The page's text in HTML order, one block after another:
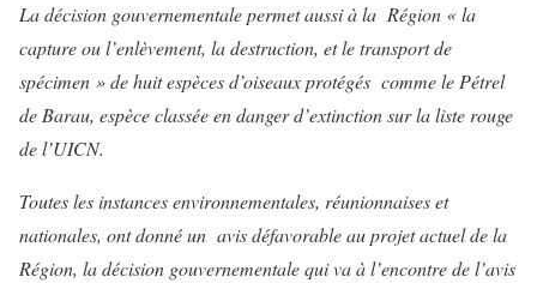
La décision gouvernementale permet aussi à la Région « la
capture ou l’enlèvement, la destruction, et le transport de
spécimen » de huit espèces d’oiseaux protégés comme le Pétrel
de Barau, espèce classée en danger d’extinction sur la liste rouge
de l’UICN.
Toutes les instances environnementales, réunionnaises et
nationales, ont donné un avis défavorable au projet actuel de la
Région, la décision gouvernementale qui va à l’encontre de l’avis